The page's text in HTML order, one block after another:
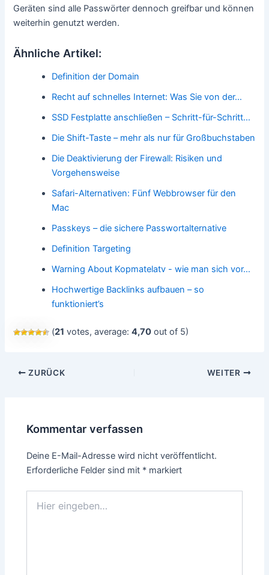
Geräten sind alle Passwörter dennoch greifbar und können
weiterhin genutzt werden.
Ähnliche Artikel:
Definition der Domain
Recht auf schnelles Internet: Was Sie von der…
SSD Festplatte anschließen – Schritt-für-Schritt…
Die Shift-Taste – mehr als nur für Großbuchstaben
Die Deaktivierung der Firewall: Risiken und
Vorgehensweise
Safari-Alternativen: Fünf Webbrowser für den
Mac
Passkeys – die sichere Passwortalternative
Definition Targeting
Warning About Kopmatelatv - wie man sich vor…
Hochwertige Backlinks aufbauen – so
funktioniert’s
(21 votes, average:4,70 out of 5)
Beitragsnavigation
ZURÜCK WEITER
Kommentar verfassen
Deine E-Mail-Adresse wird nicht veröffentlicht.
Erforderliche Felder sind mit * markiert
eingeben…